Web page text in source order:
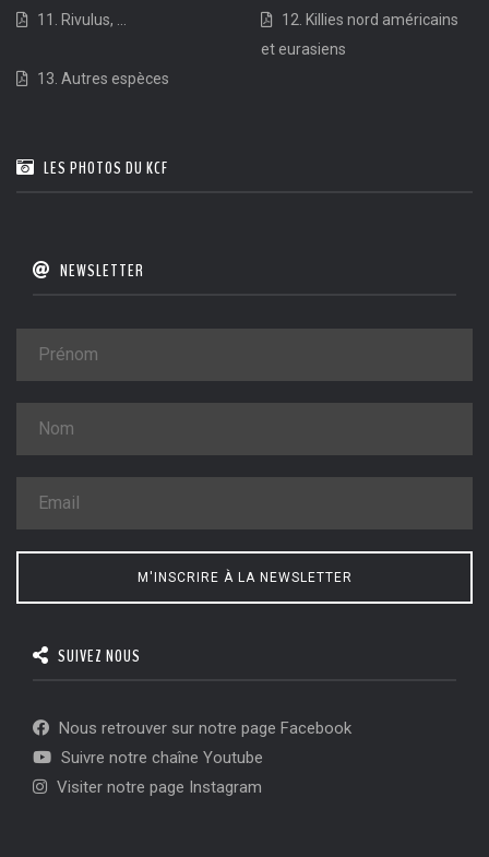
11. Rivulus, ...
12. Killies nord américains
et eurasiens
13. Autres espèces
LES PHOTOS DU KCF
NEWSLETTER
M'INSCRIRE À LA NEWSLETTER
SUIVEZ NOUS
Nous retrouver sur notre page Facebook
Suivre notre chaîne Youtube
Visiter notre page Instagram